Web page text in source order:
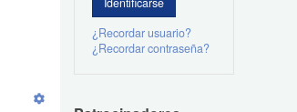
¿Recordar usuario?
¿Recordar contraseña?